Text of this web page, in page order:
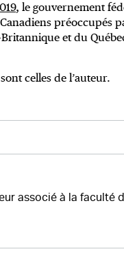
, le gouvernement
préoccupés
et du
celles de l’auteur.
associé à la faculté